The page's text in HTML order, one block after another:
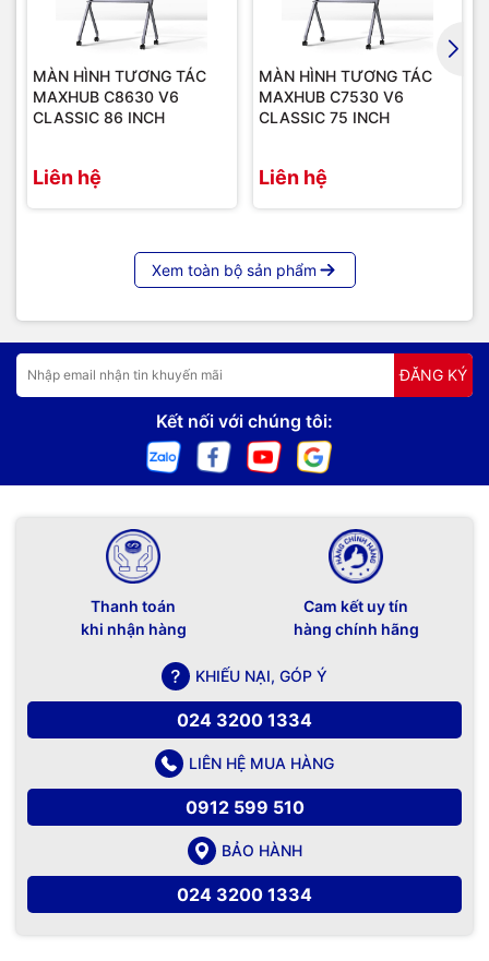
MÀN HÌNH TƯƠNG TÁC
MAXHUB C8630 V6
CLASSIC 86 INCH
Liên hệ
MÀN HÌNH TƯƠNG TÁC
MAXHUB C7530 V6
CLASSIC 75 INCH
Liên hệ
Xem toàn bộ sản phẩm
ĐĂNG KÝ
Kết nối với chúng tôi:
Thanh toán
khi nhận hàng
Cam kết uy tín
hàng chính hãng
KHIẾU NẠI, GÓP Ý
024 3200 1334
LIÊN HỆ MUA HÀNG
0912 599 510
BẢO HÀNH
024 3200 1334